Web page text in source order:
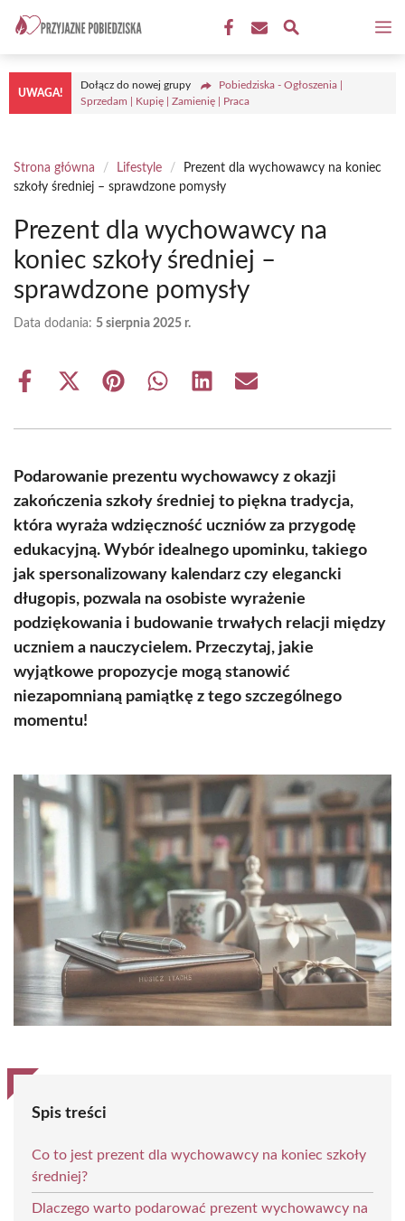
treści
UWAGA!
Dołącz do nowej grupy
Pobiedziska - Ogłoszenia |
Sprzedam | Kupię | Zamienię | Praca
Strona główna / Lifestyle /
Prezent dla wychowawcy na koniec
szkoły średniej – sprawdzone pomysły
Prezent dla wychowawcy na
koniec szkoły średniej –
sprawdzone pomysły
Data dodania: 5 sierpnia 2025 r.
Share
Share
(Twitter)
Share Share Share Share
Podarowanie prezentu wychowawcy z okazji
zakończenia szkoły średniej to piękna tradycja,
która wyraża wdzięczność uczniów za przygodę
edukacyjną. Wybór idealnego upominku, takiego
jak spersonalizowany kalendarz czy elegancki
długopis, pozwala na osobiste wyrażenie
podziękowania i budowanie trwałych relacji między
uczniem a nauczycielem. Przeczytaj, jakie
wyjątkowe propozycje mogą stanowić
niezapomnianą pamiątkę z tego szczególnego
momentu!
Spis treści
Co to jest prezent dla wychowawcy na koniec szkoły
średniej?
Dlaczego warto podarować prezent wychowawcy na